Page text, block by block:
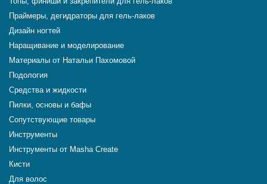
Праймеры, дегидраторы для гель-лаков
Дизайн ногтей
Наращивание и моделирование
Материалы от Натальи Пахомовой
Подология
Средства и жидкости
Пилки, основы и бафы
Сопутствующие товары
Инструменты
Инструменты от Masha Create
Кисти
Для волос